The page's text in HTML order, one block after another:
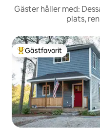
Gäster håller med:
plats,
Populär gästfavorit
Gästfavorit